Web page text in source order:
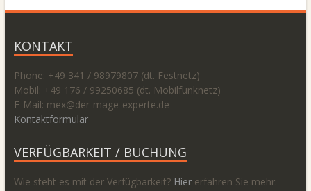
KONTAKT
Phone: +49 341 / 98979807 (dt. Festnetz)
Mobil: +49 176 / 99250685 (dt. Mobilfunknetz)
E-Mail: mex@der-mage-experte.de
Kontaktformular
VERFÜGBARKEIT / BUCHUNG
Wie steht es mit der Verfügbarkeit? Hiererfahren Sie mehr.